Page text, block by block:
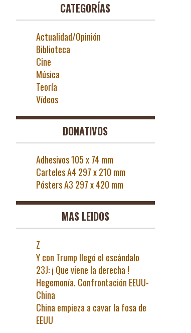
CATEGORÍAS
Actualidad/Opinión
Biblioteca
Cine
Música
Teoría
Vídeos
DONATIVOS
Adhesivos 105 x 74 mm
Carteles A4 297 x 210 mm
Pósters A3 297 x 420 mm
MAS LEIDOS
Z
Y con Trump llegó el escándalo
23J: ¡ Que viene la derecha !
Hegemonía. Confrontación EEUU-
China
China empieza a cavar la fosa de
EEUU